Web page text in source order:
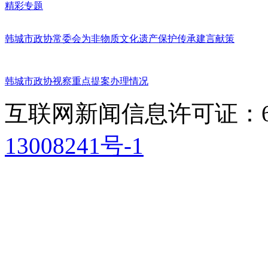
精彩专题
韩城市政协常委会为非物质文化遗产保护传承建言献策
韩城市政协视察重点提案办理情况
互联网新闻信息许可证：
13008241号-1